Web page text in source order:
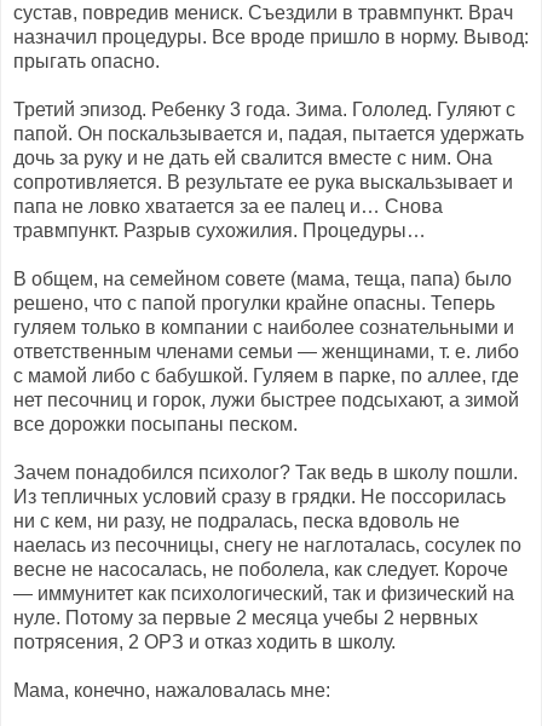
сустав, повредив мениск. Съездили в травмпункт. Врач
назначил процедуры. Все вроде пришло в норму. Вывод:
прыгать опасно.
Третий эпизод. Ребенку 3 года. Зима. Гололед. Гуляют с
папой. Он поскальзывается и, падая, пытается удержать
дочь за руку и не дать ей свалится вместе с ним. Она
сопротивляется. В результате ее рука выскальзывает и
папа не ловко хватается за ее палец и… Снова
травмпункт. Разрыв сухожилия. Процедуры…
В общем, на семейном совете (мама, теща, папа) было
решено, что с папой прогулки крайне опасны. Теперь
гуляем только в компании с наиболее сознательными и
ответственным членами семьи — женщинами, т. е. либо
с мамой либо с бабушкой. Гуляем в парке, по аллее, где
нет песочниц и горок, лужи быстрее подсыхают, а зимой
все дорожки посыпаны песком.
Зачем понадобился психолог? Так ведь в школу пошли.
Из тепличных условий сразу в грядки. Не поссорилась
ни с кем, ни разу, не подралась, песка вдоволь не
наелась из песочницы, снегу не наглоталась, сосулек по
весне не насосалась, не поболела, как следует. Короче
— иммунитет как психологический, так и физический на
нуле. Потому за первые 2 месяца учебы 2 нервных
потрясения, 2 ОРЗ и отказ ходить в школу.
Мама, конечно, нажаловалась мне: